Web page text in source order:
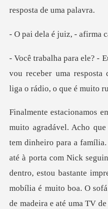
é juiz, - afi
vou receber uma resposta
é à porta com Nick
dentro, estou bastante
mobília é muito boa. O
d